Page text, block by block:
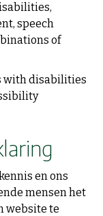
speech
of
with disabilities
en ons
mensen het
website te